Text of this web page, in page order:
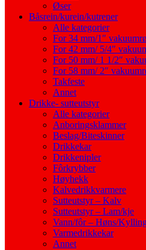
Øser
Båsrein/kurein/kutrener
Alle kategorier
For 34 mm/1″
For 42 mm/ 5/4″
For 50 mm/ 1 1/2″
For 58 mm/ 2″
Takfeste
Annet
Drikke- sutteutstyr
Alle kategorier
Anboringsklammer
Beslag/Biteskinner
Drikkekar
Drikkenipler
Fôrkrybber
Høyhekk
Kalvedrikkvarmere
Sutteutstyr – Kalv
Sutteutstyr – Lam/kje
Vann/fôr – Høns/
Varmedrikkekar
Annet